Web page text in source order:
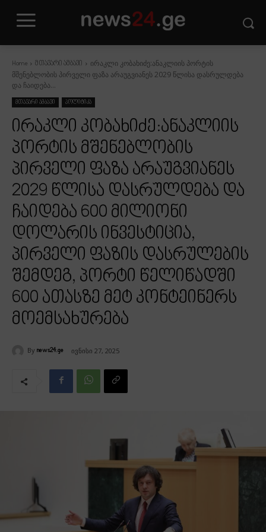
Home მთავარი ამბავი
ირაკლი კობახიძე:ანაკლიის პორტის
მშენებლობის პირველი ფაზა არაუგვიანეს 2029 წლისა დასრულდება
და ჩაიდება...
მთავარი ამბავი პოლიტიკა
ირაკლი კობახიძე:ანაკლიის
პორტის მშენებლობის
პირველი ფაზა არაუგვიანეს
2029 წლისა დასრულდება და
ჩაიდება 600 მილიონი
დოლარის ინვესტიცია,
პირველი ფაზის დასრულების
შემდეგ, პორტი წელიწადში
600 ათასზე მეტ კონტეინერს
მოემსახურება
By news24.ge ივნისი 27, 2025